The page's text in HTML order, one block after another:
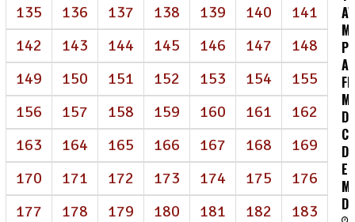
135
136 137 138 139 140
141
142
143 144 145 146 147
148
149
150 151 152 153 154
155
156
157 158 159 160 161
162
163
164 165 166 167 168
169
170
171 172 173 174 175
176
177
178 179 180 181 182
183
DE